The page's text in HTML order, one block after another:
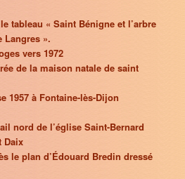
tableau « Saint Bénigne et l’arbre
Langres ».
vers 1972
de la maison natale de saint
1957 à Fontaine-lès-Dijon
nord de l’église Saint-Bernard
Daix
le plan d’Édouard Bredin dressé